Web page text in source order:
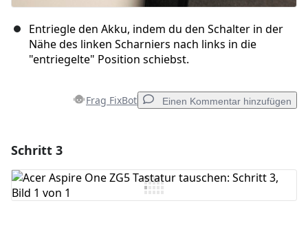
Entriegle den Akku, indem du den Schalter in der
Nähe des linken Scharniers nach links in die
"entriegelte" Position schiebst.
Frag FixBot Einen Kommentar hinzufügen
Kommentar hinzufügen
Schritt 3